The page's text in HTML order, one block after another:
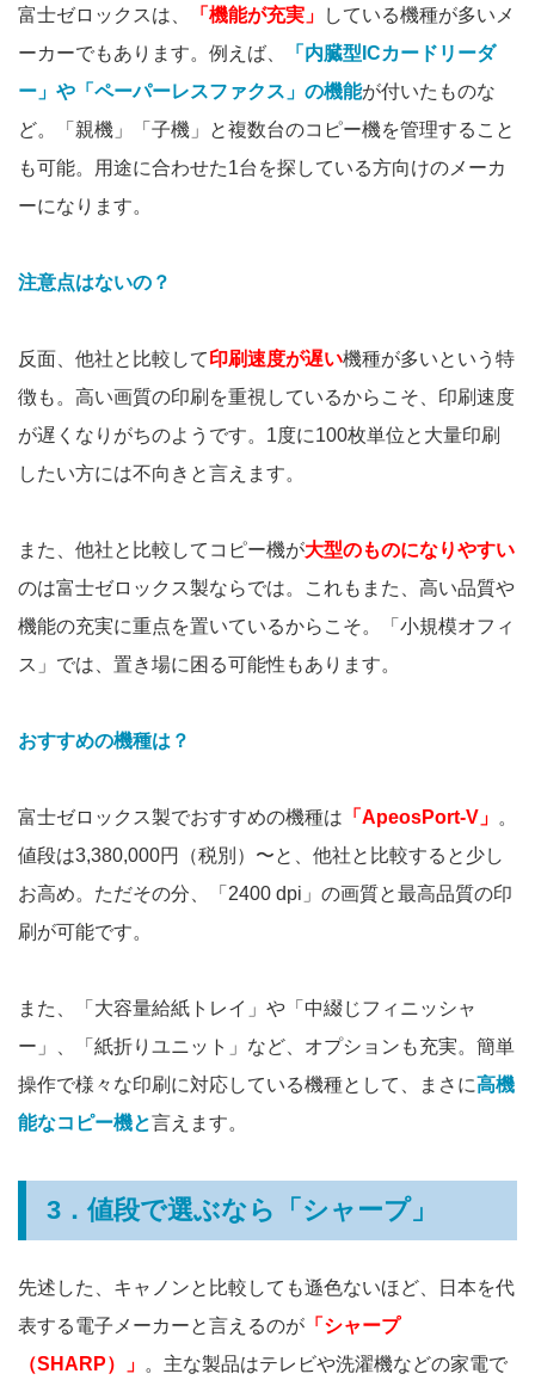
富士ゼロックスは、 「機能が充実」
している機種が多いメ
ーカーでもあります。例えば、
「内臓型ICカードリーダ
ー」や「ペーパーレスファクス」の機能が付いたものな
ど。「親機」「子機」と複数台のコピー機を管理すること
も可能。用途に合わせた1台を探している方向けのメーカ
ーになります。
注意点はないの？
反面、他社と比較して印刷速度が遅い機種が多いという特
徴も。高い画質の印刷を重視しているからこそ、印刷速度
が遅くなりがちのようです。1度に100枚単位と大量印刷
したい方には不向きと言えます。
また、他社と比較してコピー機が大型のものになりやすい
のは富士ゼロックス製ならでは。これもまた、高い品質や
機能の充実に重点を置いているからこそ。「小規模オフィ
ス」では、置き場に困る可能性もあります。
おすすめの機種は？
富士ゼロックス製でおすすめの機種は 「ApeosPort-V」 。
値段は3,380,000円（税別）〜と、他社と比較すると少し
お高め。ただその分、「2400 dpi」の画質と最高品質の印
刷が可能です。
また、「大容量給紙トレイ」や「中綴じフィニッシャ
ー」、「紙折りユニット」など、オプションも充実。簡単
操作で様々な印刷に対応している機種として、まさに高機
能なコピー機と言えます。
3．値段で選ぶなら「シャープ」
先述した、キャノンと比較しても遜色ないほど、日本を代
表する電子メーカーと言えるのが 「シャープ
（SHARP）」 。主な製品はテレビや洗濯機などの家電で